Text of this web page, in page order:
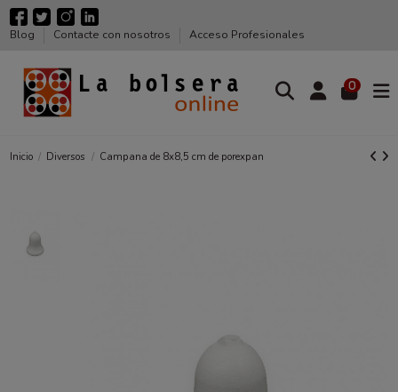
Blog Contacte con nosotros Acceso Profesionales
0
Inicio Diversos Campana de 8x8,5 cm de porexpan